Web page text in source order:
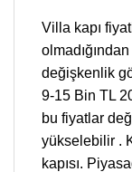
Villa kapı
değişkenlik
9-15 Bin TL
bu fiyatlar
yükselebilir .
kapısı.